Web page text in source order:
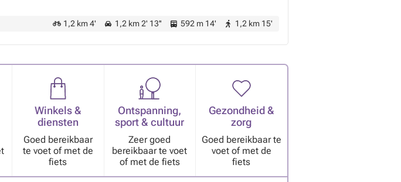
1,2 km 4' 1,2 km 2' 13'' 592 m 14' 1,2 km 15'
Winkels &
diensten
Goed bereikbaar
te voet of met de
fiets
Ontspanning,
sport & cultuur
Zeer goed
bereikbaar te voet
of met de fiets
Gezondheid &
zorg
Goed bereikbaar te
voet of met de
fiets